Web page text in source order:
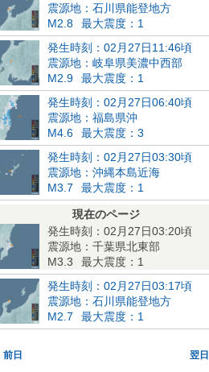
震源地：石川県能登地方
M2.8
最大震度：1
発生時刻：02月27日11:46頃
震源地：岐阜県美濃中西部
M2.9
最大震度：1
発生時刻：02月27日06:40頃
震源地：福島県沖
M4.6
最大震度：3
発生時刻：02月27日03:30頃
震源地：沖縄本島近海
M3.7
最大震度：1
現在のページ
発生時刻：02月27日03:20頃
震源地：千葉県北東部
M3.3
最大震度：1
発生時刻：02月27日03:17頃
震源地：石川県能登地方
M2.7
最大震度：1
前日 翌日